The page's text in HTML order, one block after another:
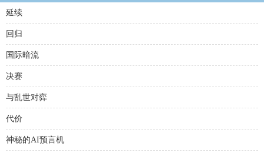
延续
回归
国际暗流
决赛
与乱世对弈
代价
神秘的AI预言机